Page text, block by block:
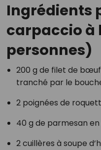
Ingrédients
carpaccio à
personnes)
200 g de filet de
tranché par le
2 poignées de
40 g de parmesan
2 cuillères à soupe